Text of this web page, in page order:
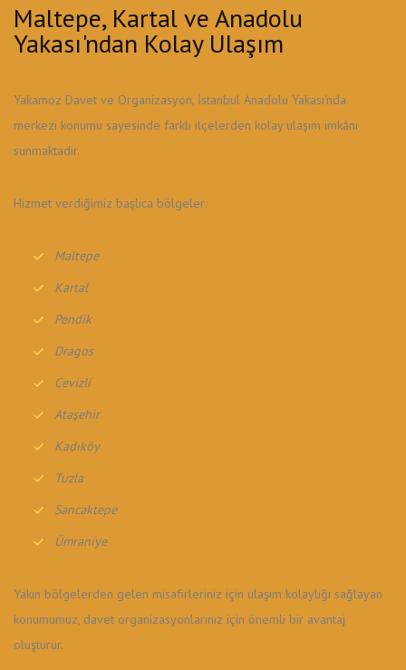
Maltepe, Kartal ve Anadolu
Yakası'ndan Kolay Ulaşım
Yakamoz Davet ve Organizasyon, İstanbul Anadolu Yakası'nda
merkezi konumu sayesinde farklı ilçelerden kolay ulaşım imkânı
sunmaktadır.
Hizmet verdiğimiz başlıca bölgeler:
Maltepe
Kartal
Pendik
Dragos
Cevizli
Ataşehir
Kadıköy
Tuzla
Sancaktepe
Ümraniye
Yakın bölgelerden gelen misafirleriniz için ulaşım kolaylığı sağlayan
konumumuz, davet organizasyonlarınız için önemli bir avantaj
oluşturur.